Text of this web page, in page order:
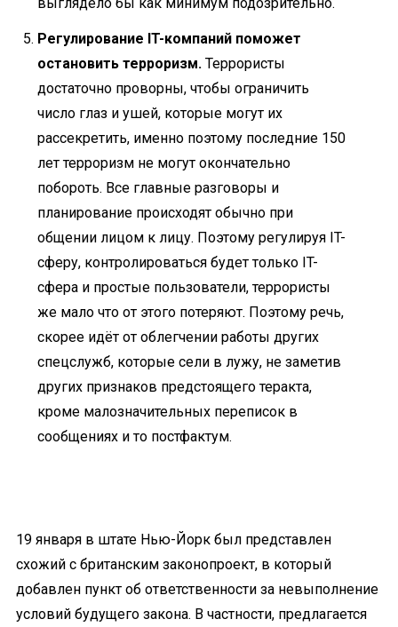
Регулирование IT-компаний поможет
остановить терроризм. Террористы
достаточно проворны, чтобы ограничить
число глаз и ушей, которые могут их
рассекретить, именно поэтому последние 150
лет терроризм не могут окончательно
побороть. Все главные разговоры и
планирование происходят обычно при
общении лицом к лицу. Поэтому регулируя IT-
сферу, контролироваться будет только IT-
сфера и простые пользователи, террористы
же мало что от этого потеряют. Поэтому речь,
скорее идёт от облегчении работы других
спецслужб, которые сели в лужу, не заметив
других признаков предстоящего теракта,
кроме малозначительных переписок в
сообщениях и то постфактум.
19 января в штате Нью-Йорк был представлен
схожий с британским законопроект, в который
добавлен пункт об ответственности за невыполнение
условий будущего закона. В частности, предлагается